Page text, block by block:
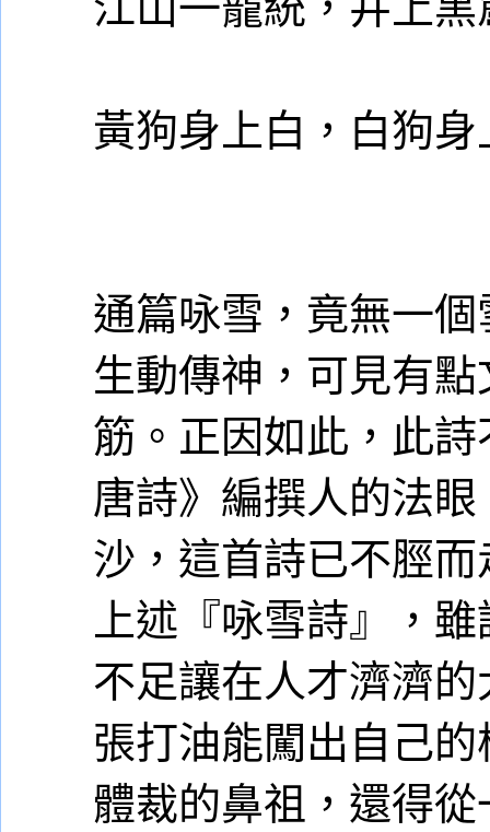
黃狗身上白，白狗
通篇咏雪，竟無一
生動傳神，可見有
筋。正因如此，此
唐詩》編撰人的法
沙，這首詩已不脛
上述『咏雪詩』，
不足讓在人才濟濟
張打油能闖出自己
體裁的鼻祖，還得